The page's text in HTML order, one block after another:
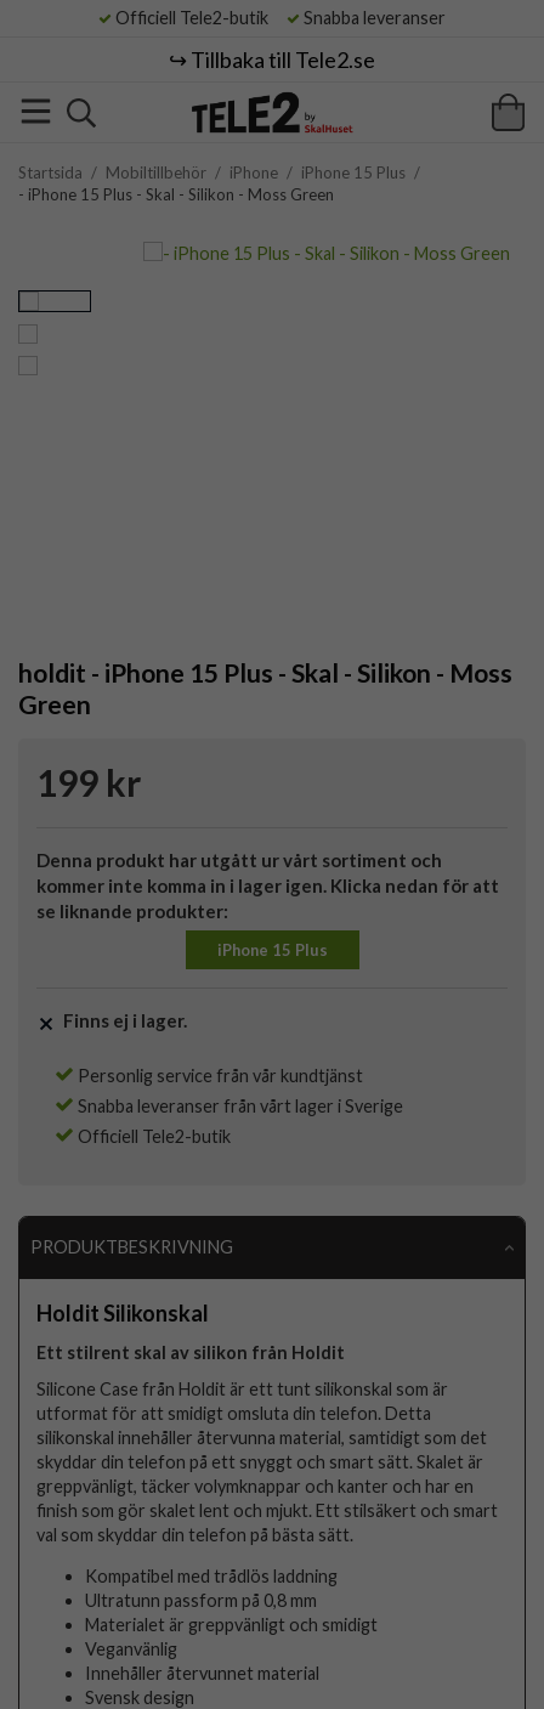
Officiell Tele2-butik Snabba leveranser
↪️ Tillbaka till Tele2.se
Startsida / Mobiltillbehör / iPhone / iPhone 15 Plus /
- iPhone 15 Plus - Skal - Silikon - Moss Green
holdit - iPhone 15 Plus - Skal - Silikon - Moss
Green
199 kr
Denna produkt har utgått ur vårt sortiment och
kommer inte komma in i lager igen. Klicka nedan för att
se liknande produkter:
iPhone 15 Plus
Finns ej i lager.
Personlig service från vår kundtjänst
Snabba leveranser från vårt lager i Sverige
Officiell Tele2-butik
PRODUKTBESKRIVNING
Holdit Silikonskal
Ett stilrent skal av silikon från Holdit
Silicone Case från Holdit är ett tunt silikonskal som är
utformat för att smidigt omsluta din telefon. Detta
silikonskal innehåller återvunna material, samtidigt som det
skyddar din telefon på ett snyggt och smart sätt. Skalet är
greppvänligt, täcker volymknappar och kanter och har en
finish som gör skalet lent och mjukt. Ett stilsäkert och smart
val som skyddar din telefon på bästa sätt.
Kompatibel med trådlös laddning
Ultratunn passform på 0,8 mm
Materialet är greppvänligt och smidigt
Veganvänlig
Innehåller återvunnet material
Svensk design